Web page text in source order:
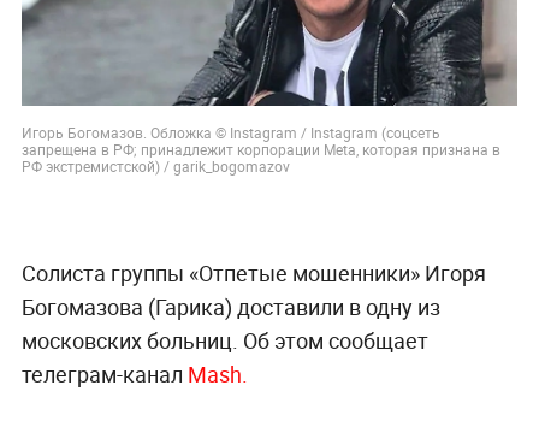
Игорь Богомазов. Обложка © Instagram / Instagram (соцсеть
запрещена в РФ; принадлежит корпорации Meta, которая признана в
РФ экстремистской) / garik_bogomazov
Солиста группы «Отпетые мошенники» Игоря
Богомазова (Гарика) доставили в одну из
московских больниц. Об этом сообщает
телеграм-канал Mash.